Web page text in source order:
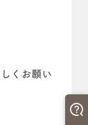
くお願い